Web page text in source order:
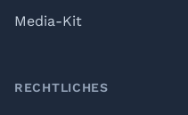
Media-Kit
RECHTLICHES